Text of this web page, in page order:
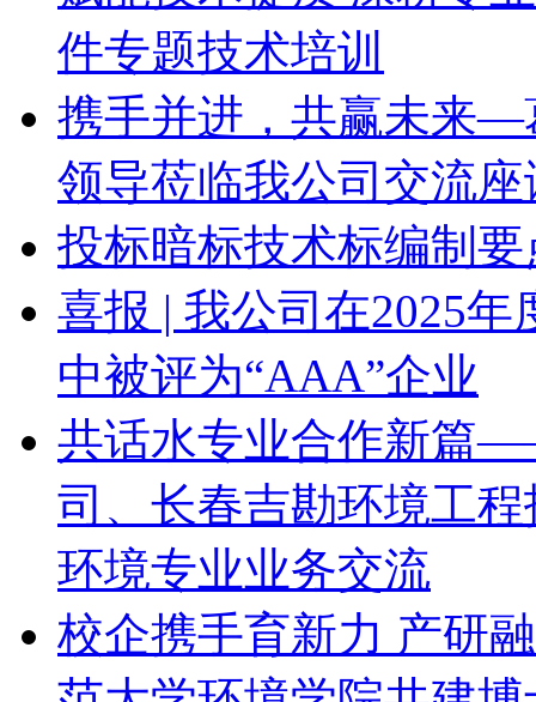
件专题技术培训
携手并进，共赢未来—
领导莅临我公司交流座
投标暗标技术标编制
喜报 | 我公司在2025
中被评为“AAA”企业
共话水专业合作新篇
司、长春吉勘环境工
环境专业业务交流
校企携手育新力 产研